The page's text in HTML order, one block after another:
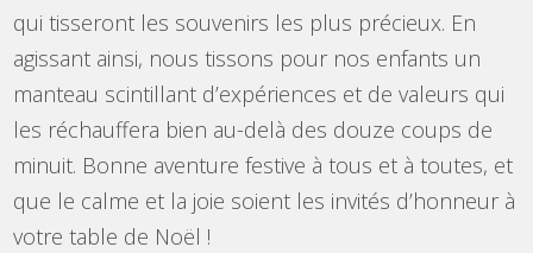
qui tisseront les souvenirs les plus précieux. En
agissant ainsi, nous tissons pour nos enfants un
manteau scintillant d’expériences et de valeurs qui
les réchauffera bien au-delà des douze coups de
minuit. Bonne aventure festive à tous et à toutes, et
que le calme et la joie soient les invités d’honneur à
votre table de Noël !